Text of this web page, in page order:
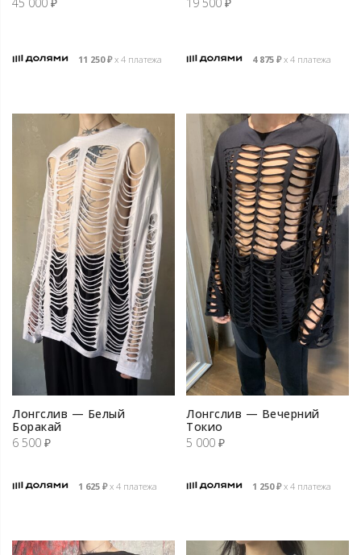
11 250₽х 4 платежа 4 875 ₽х 4 платежа
Лонгслив — Белый
Боракай
6 500 ₽
1 625 ₽х 4 платежа
Лонгслив — Вечерний
Токио
5 000 ₽
1 250₽х 4 платежа